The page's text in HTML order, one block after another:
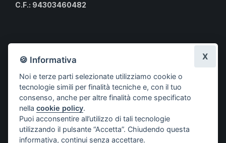
C.F.: 94303460482
Risorse per i professionisti
Risorse per i cittadini
Risorse per gli Studenti CLMOPD
A.S.S.O.
Società aderenti
Progetti
🍪 Informativa
Noi e terze parti selezionate utilizziamo cookie o
tecnologie simili per finalità tecniche e, con il tuo
consenso, anche per altre finalità come specificato
nellacookie policy.
Puoi acconsentire all’utilizzo di tali tecnologie
utilizzando il pulsante “Accetta”. Chiudendo questa
informativa, continui senza accettare.
X